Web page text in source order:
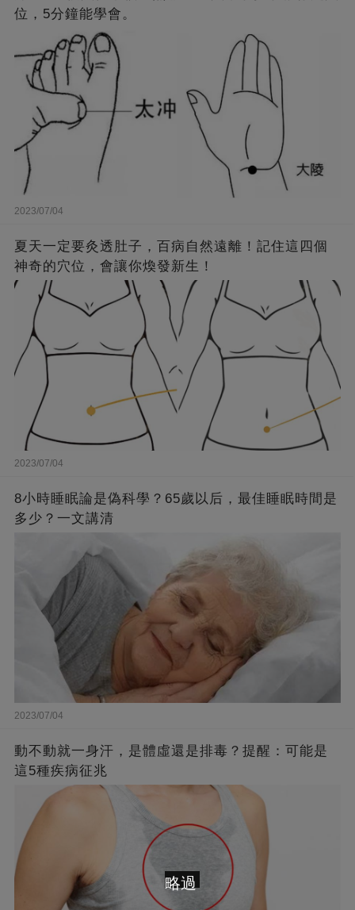
位，5分鐘能學會。
2023/07/04
夏天一定要灸透肚子，百病自然遠離！記住這四個
神奇的穴位，會讓你煥發新生！
2023/07/04
8小時睡眠論是偽科學？65歲以后，最佳睡眠時間是
多少？一文講清
2023/07/04
動不動就一身汗，是體虛還是排毒？提醒：可能是
這5種疾病征兆
略過